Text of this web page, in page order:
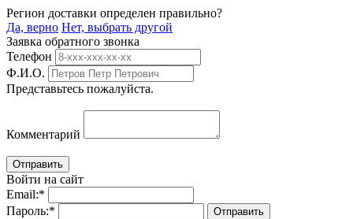
Регион доставки определен правильно?
Да, верно Нет, выбрать другой
Заявка обратного звонка
Телефон
Ф.И.О.
Представьтесь пожалуйста.
Комментарий
Войти на сайт
Email:*
Пароль:*